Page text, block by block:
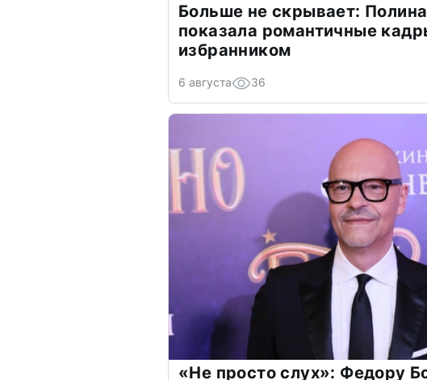
Больше не скрывает:
показала романтичные
избранником
6 августа 36
«Не просто слух»: Федору